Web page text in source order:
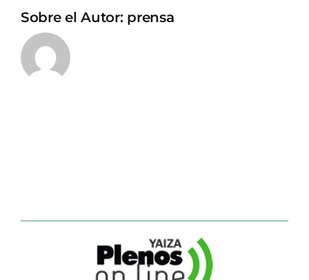
Sobre el Autor: prensa